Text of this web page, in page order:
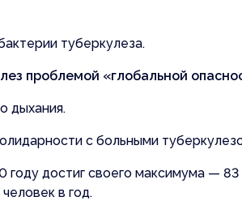
туберкулеза.
проблемой «глобальной
дыхания.
с больными
достиг своего максимума —
в год.